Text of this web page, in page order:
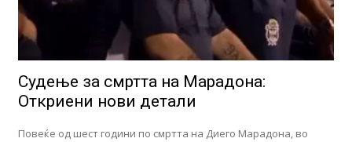
Судење за смртта на Марадона:
Откриени нови детали
Повеќе од шест години по смртта на Диего Марадона, во